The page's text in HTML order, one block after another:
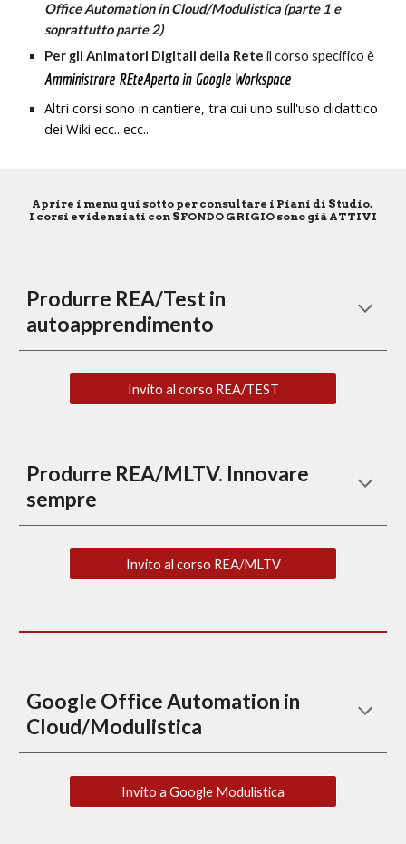
Office Automation in Cloud/Modulistica (parte 1 e
soprattutto parte 2)
Per gli Animatori Digitali della Rete
Amministrare REteAperta in Google Workspace
Altri corsi sono in cantiere, tra cui uno sull'uso didattico
dei Wiki ecc.. ecc..
Aprire i menu qui sotto per consultare i Piani di Studio.
I corsi evidenziati con SFONDO GRIGIO sono già ATTIVI
Produrre REA/Test in
autoapprendimento
Invito al corso REA/TEST
Produrre REA/MLTV. Innovare
sempre
Invito al corso REA/MLTV
Google Office Automation in
Cloud/Modulistica
Invito a Google Modulistica